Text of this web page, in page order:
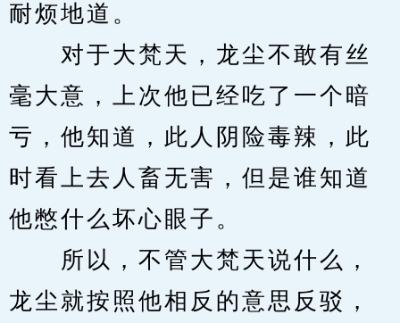
耐烦地道。
对于大梵天，龙尘不敢有丝
毫大意，上次他已经吃了一个暗
亏，他知道，此人阴险毒辣，此
时看上去人畜无害，但是谁知道
他憋什么坏心眼子。
所以，不管大梵天说什么，
龙尘就按照他相反的意思反驳，